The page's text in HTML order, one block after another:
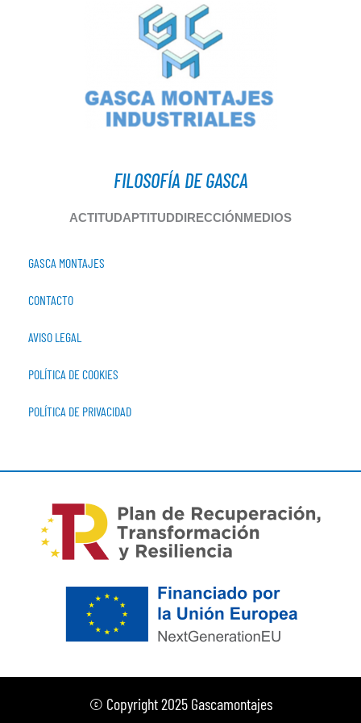
FILOSOFÍA DE GASCA
ACTITUDAPTITUDDIRECCIÓNMEDIOS
GASCA MONTAJES
CONTACTO
AVISO LEGAL
POLÍTICA DE COOKIES
POLÍTICA DE PRIVACIDAD
© Copyright 2025 Gascamontajes